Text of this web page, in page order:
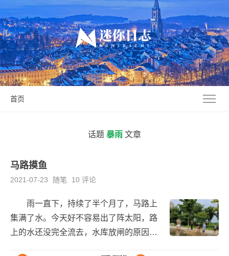
首页
话题 暴雨 文章
马路摸鱼
2021-07-23 随笔 10 评论
雨一直下，持续了半个月了，马路上
集满了水。今天好不容易出了阵太阳，路
上的水还没完全流去，水库放闸的原因，